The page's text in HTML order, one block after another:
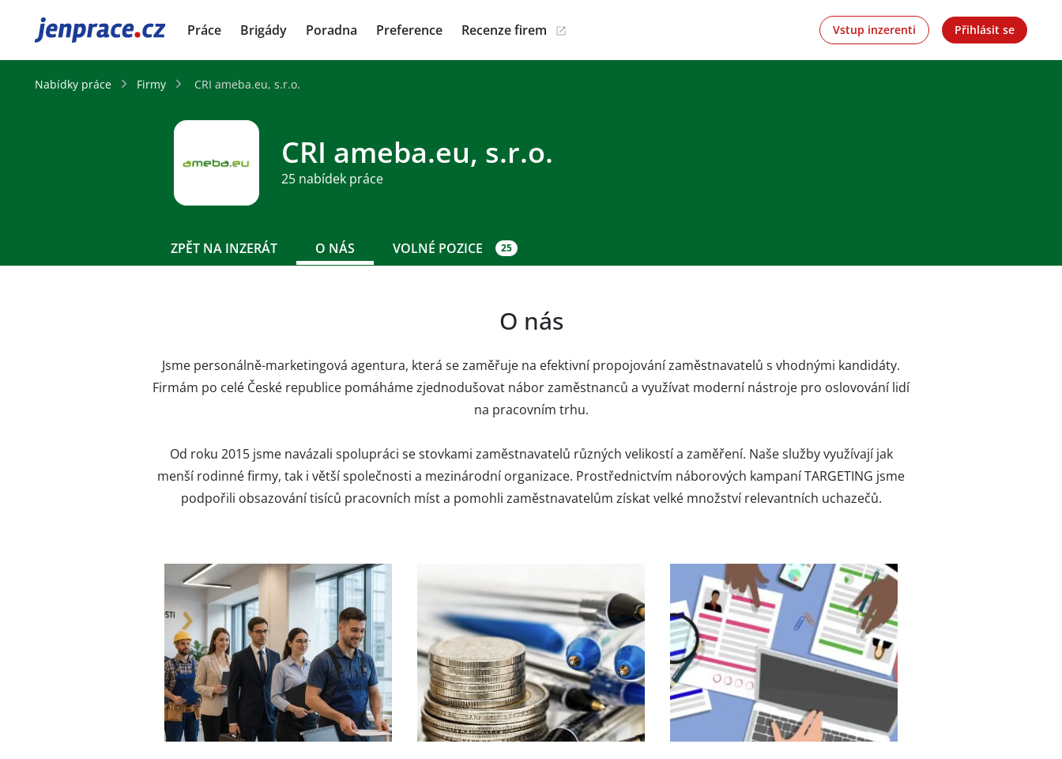
JenPráce.cz Práce Brigády Poradna Preference Recenze firem Vstup inzerenti Přihlásit se
Nabídky práce Firmy CRI ameba.eu, s.r.o.
CRI ameba.eu, s.r.o.
25 nabídek práce
ZPĚT NA INZERÁT O NÁS VOLNÉ POZICE 25
O nás
Jsme personálně-marketingová agentura, která se zaměřuje na efektivní propojování zaměstnavatelů s vhodnými kandidáty.
Firmám po celé České republice pomáháme zjednodušovat nábor zaměstnanců a využívat moderní nástroje pro oslovování lidí
na pracovním trhu.
Od roku 2015 jsme navázali spolupráci se stovkami zaměstnavatelů různých velikostí a zaměření. Naše služby využívají jak
menší rodinné firmy, tak i větší společnosti a mezinárodní organizace. Prostřednictvím náborových kampaní TARGETING jsme
podpořili obsazování tisíců pracovních míst a pomohli zaměstnavatelům získat velké množství relevantních uchazečů.